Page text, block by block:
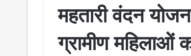
महतारी वंदन
ग्रामीण महिलाओं